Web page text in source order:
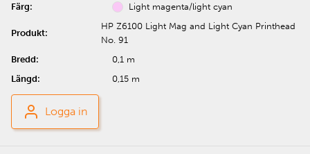
Light magenta/light cyan
HP Z6100 Light Mag and Light Cyan Printhead
No. 91
0,1 m
0,15 m
Logga in